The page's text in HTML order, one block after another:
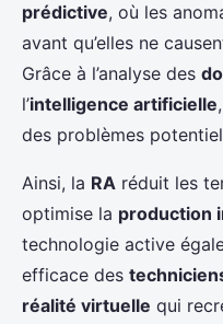
prédictive, où les
avant qu’elles ne
Grâce à l’analyse des
l’intelligence artificielle
des problèmes
Ainsi, la RA réduit les
optimise la production
technologie active
efficace des
réalité virtuelle qui